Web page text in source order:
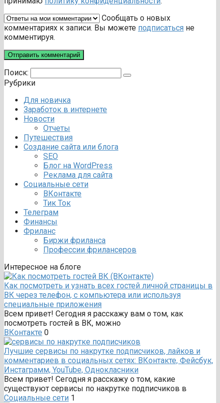
Сообщать о новых
комментариях к записи. Вы можете подписаться не
комментируя.
Поиск:
Рубрики
Для новичка
Заработок в интернете
Новости
Отчеты
Путешествия
Создание сайта или блога
SEO
Блог на WordPress
Реклама для сайта
Социальные сети
ВКонтакте
Тик Ток
Телеграм
Финансы
Фриланс
Биржи фриланса
Профессии фрилансеров
Интересное на блоге
Как посмотреть и узнать всех гостей личной страницы в
ВК через телефон, с компьютера или используя
специальные приложения
Всем привет! Сегодня я расскажу вам о том, как
посмотреть гостей в ВК, можно
ВКонтакте 0
Лучшие сервисы по накрутке подписчиков, лайков и
комментариев в социальных сетях: ВКонтакте, Фейсбук,
Инстаграмм, YouTube, Однокласники
Всем привет! Сегодня я расскажу о том, какие
существуют сервисы по накрутке подписчиков в
Социальные сети 1